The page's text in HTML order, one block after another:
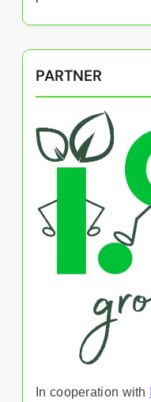
PARTNER
In cooperation with